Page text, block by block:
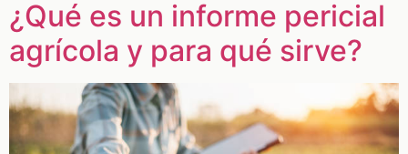
¿Qué es un informe pericial
agrícola y para qué sirve?